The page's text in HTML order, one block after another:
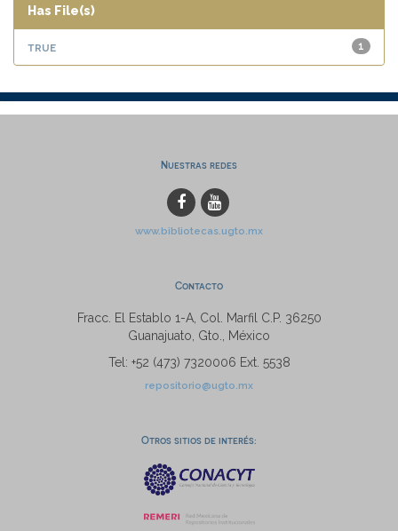
Has File(s)
1
true
Nuestras redes
www.bibliotecas.ugto.mx
Contacto
Fracc. El Establo 1-A, Col. Marfil C.P. 36250
Guanajuato, Gto., México
Tel: +52 (473) 7320006 Ext. 5538
repositorio@ugto.mx
Otros sitios de interés: